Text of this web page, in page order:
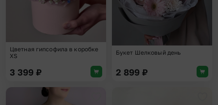
Цветная гипсофила в коробке
XS
3 399 ₽
Букет Шелковый день
2 899 ₽